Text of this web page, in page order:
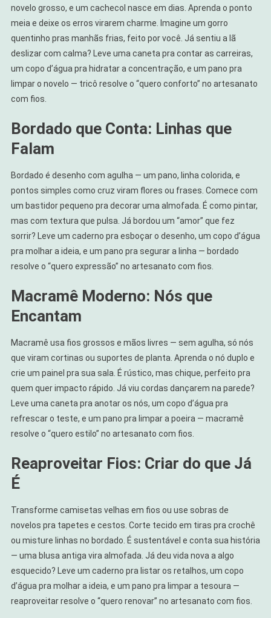
novelo grosso, e um cachecol nasce em dias. Aprenda o ponto
meia e deixe os erros virarem charme. Imagine um gorro
quentinho pras manhãs frias, feito por você. Já sentiu a lã
deslizar com calma? Leve uma caneta pra contar as carreiras,
um copo d’água pra hidratar a concentração, e um pano pra
limpar o novelo — tricô resolve o “quero conforto” no artesanato
com fios.
Bordado que Conta: Linhas que
Falam
Bordado é desenho com agulha — um pano, linha colorida, e
pontos simples como cruz viram flores ou frases. Comece com
um bastidor pequeno pra decorar uma almofada. É como pintar,
mas com textura que pulsa. Já bordou um “amor” que fez
sorrir? Leve um caderno pra esboçar o desenho, um copo d’água
pra molhar a ideia, e um pano pra segurar a linha — bordado
resolve o “quero expressão” no artesanato com fios.
Macramê Moderno: Nós que
Encantam
Macramê usa fios grossos e mãos livres — sem agulha, só nós
que viram cortinas ou suportes de planta. Aprenda o nó duplo e
crie um painel pra sua sala. É rústico, mas chique, perfeito pra
quem quer impacto rápido. Já viu cordas dançarem na parede?
Leve uma caneta pra anotar os nós, um copo d’água pra
refrescar o teste, e um pano pra limpar a poeira — macramê
resolve o “quero estilo” no artesanato com fios.
Reaproveitar Fios: Criar do que Já
É
Transforme camisetas velhas em fios ou use sobras de
novelos pra tapetes e cestos. Corte tecido em tiras pra crochê
ou misture linhas no bordado. É sustentável e conta sua história
— uma blusa antiga vira almofada. Já deu vida nova a algo
esquecido? Leve um caderno pra listar os retalhos, um copo
d’água pra molhar a ideia, e um pano pra limpar a tesoura —
reaproveitar resolve o “quero renovar” no artesanato com fios.